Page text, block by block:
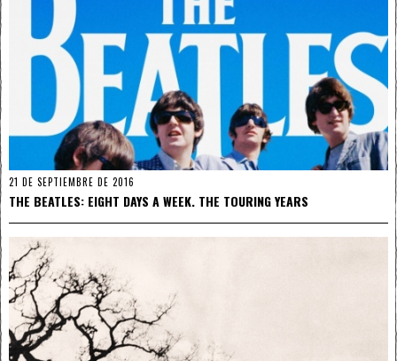
21 DE SEPTIEMBRE DE 2016
THE BEATLES: EIGHT DAYS A WEEK. THE TOURING YEARS